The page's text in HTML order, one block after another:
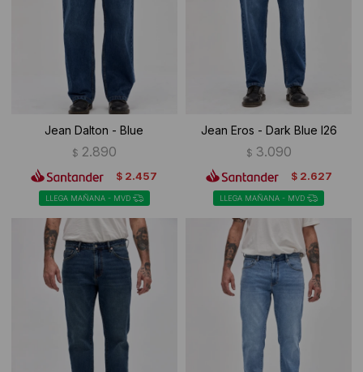
Jean Dalton - Blue
$ 2.890
$ 2.457
LLEGA MAÑANA - MVD
Jean Eros - Dark Blue I26
$ 3.090
$ 2.627
LLEGA MAÑANA - MVD
Ropa Interior
Canguros
Camperas
Buzos
Shorts de baño
Sherpas
Camisas y blusas
Vestidos
Sherpas